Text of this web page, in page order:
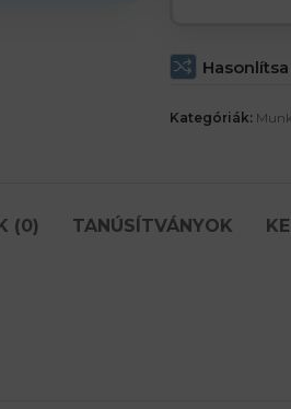
Kategóriák:
(0) TANÚSÍTVÁNYOK